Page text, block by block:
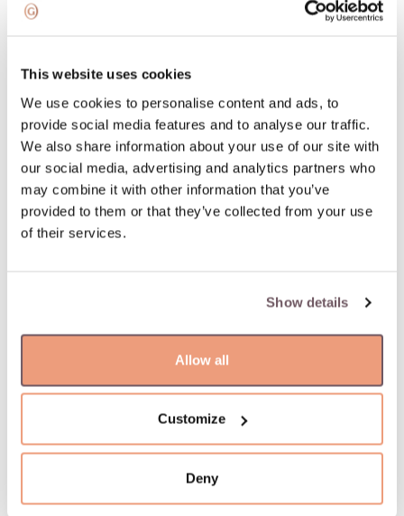
This website uses cookies
We use cookies to personalise content and ads, to
provide social media features and to analyse our traffic.
We also share information about your use of our site with
our social media, advertising and analytics partners who
may combine it with other information that you’ve
provided to them or that they’ve collected from your use
of their services.
Show details
Allow all
Customize
Deny
Greitasis pristatymas Vilniuje ir Vilniaus rajone per vieną
100 % apdraustas ir saugus pristatymas
Supaprastintas ir greitas užsakymo grąžinimas
PREKĖS APRAŠYMAS
Medžiaga: Auksas
0.000ct)
Akmens spalva: Baltas, Geltona, Mėlyna, Baltas
Gamintojo kodas: 16436R
Prekė: W65876779